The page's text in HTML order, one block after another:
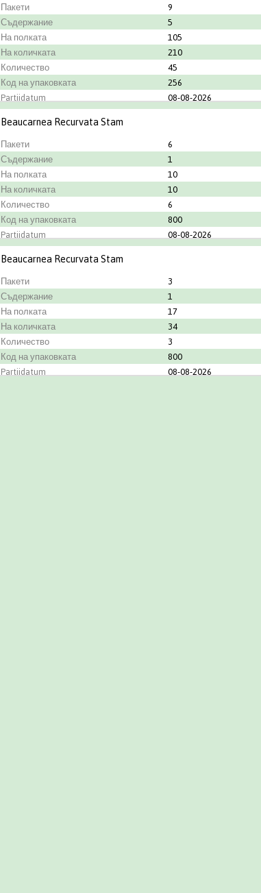
Пакети 9
Съдержание
5
На полката
105
На количката
210
Количество
45
Код на упаковката
256
Partijdatum
08-08-2026
Градинар
Corsaplant
Beaucarnea Recurvata Stam
Пакети 6
Съдержание
1
На полката
10
На количката
10
Количество
6
Код на упаковката
800
Partijdatum
08-08-2026
Градинар
Corsaplant
Beaucarnea Recurvata Stam
Пакети 3
Съдержание
1
На полката
17
На количката
34
Количество
3
Код на упаковката
800
Partijdatum
08-08-2026